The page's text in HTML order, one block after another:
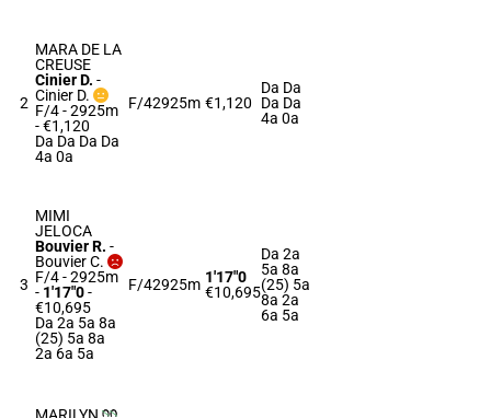
2
MARA DE LA
CREUSE
Cinier D. -
Cinier D.
F/4 - 2925m
- €1,120
Da Da Da Da
4a 0a
F/42925m €1,120
Da Da
Da Da
4a 0a
3
MIMI
JELOCA
Bouvier R. -
Bouvier C.
F/4 - 2925m
- 1'17"0-
€10,695
Da 2a 5a 8a
(25) 5a 8a
2a 6a 5a
F/42925m 1'17"0
€10,695
Da 2a
5a 8a
(25) 5a
8a 2a
6a 5a